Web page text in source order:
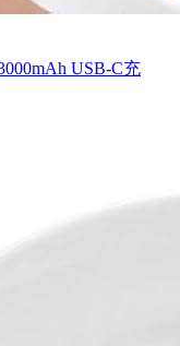
USB-C充